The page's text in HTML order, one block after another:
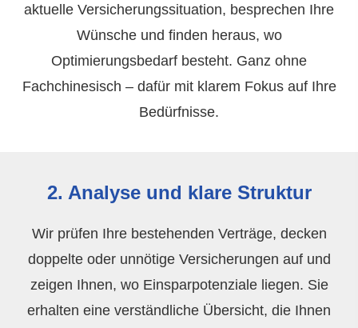
aktuelle Versicherungssituation, besprechen Ihre
Wünsche und finden heraus, wo
Optimierungsbedarf besteht. Ganz ohne
Fachchinesisch – dafür mit klarem Fokus auf Ihre
Bedürfnisse.
2. Analyse und klare Struktur
Wir prüfen Ihre bestehenden Verträge, decken
doppelte oder unnötige Versicherungen auf und
zeigen Ihnen, wo Einsparpotenziale liegen. Sie
erhalten eine verständliche Übersicht, die Ihnen